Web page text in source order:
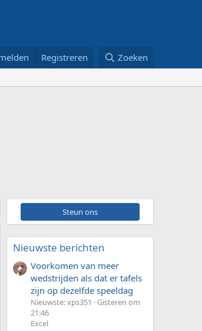
Registreren Zoeken
Steun ons
Nieuwste berichten
Voorkomen van meer
wedstrijden als dat er tafels
zijn op dezelfde speeldag
Nieuwste: xps351
Gisteren om
21:46
Excel